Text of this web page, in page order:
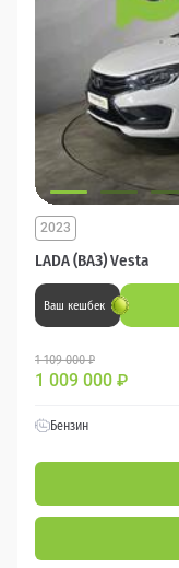
LADA (ВАЗ) Vesta
2023
Ваш кешбек
1 109 000 ₽
1 009 000 ₽
Бензин